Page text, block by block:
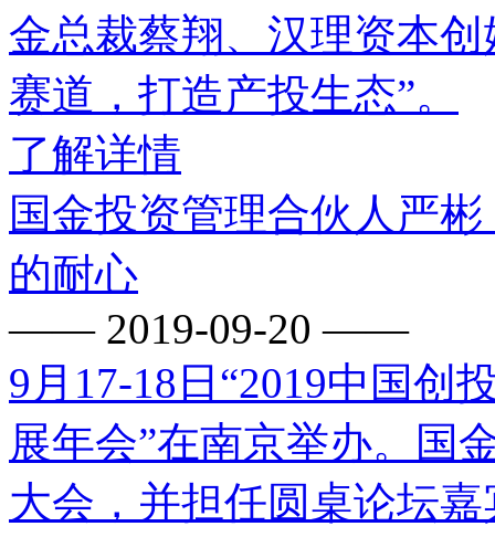
金总裁蔡翔、汉理资本
赛道，打造产投生态”。
了解详情
国金投资管理合伙人严
的耐心
—— 2019-09-20 ——
9月17-18日“2019中国创
展年会”在南京举办。国
大会，并担任圆桌论坛